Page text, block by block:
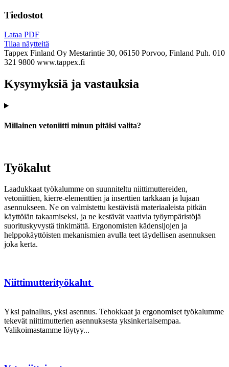
Tiedostot
Lataa PDF
Tilaa näytteitä
Tappex Finland Oy Mestarintie 30, 06150 Porvoo, Finland Puh. 010
321 9800 www.tappex.fi
Kysymyksiä ja vastauksia
Millainen vetoniitti minun pitäisi valita?
Työkalut
Laadukkaat työkalumme on suunniteltu niittimuttereiden,
vetoniittien, kierre-elementtien ja inserttien tarkkaan ja lujaan
asennukseen. Ne on valmistettu kestävistä materiaaleista pitkän
käyttöiän takaamiseksi, ja ne kestävät vaativia työympäristöjä
suorituskyvystä tinkimättä. Ergonomisten kädensijojen ja
helppokäyttöisten mekanismien avulla teet täydellisen asennuksen
joka kerta.
Niittimutterityökalut
Yksi painallus, yksi asennus. Tehokkaat ja ergonomiset työkalumme
tekevät niittimutterien asennuksesta yksinkertaisempaa.
Valikoimastamme löytyy...